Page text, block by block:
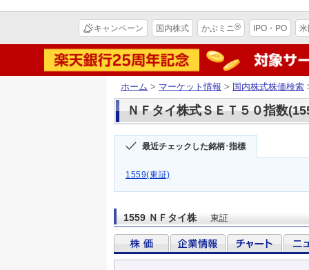
キャンペーン 国内株式 かぶミニ® IPO・PO
ホーム > マーケット情報 > 国内株式株価検索
ＮＦタイ株式ＳＥＴ５０指数
最近チェックした銘柄･指標
1559(東証)
1559 ＮＦタイ株 東証